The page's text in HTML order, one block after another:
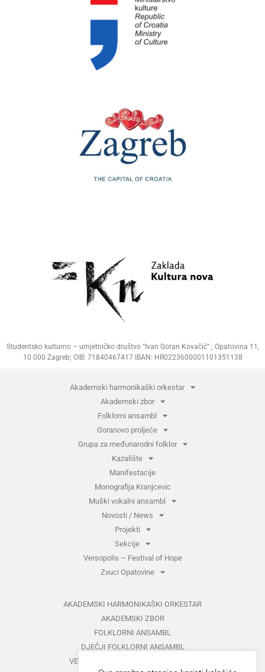
Studentsko kulturno – umjetničko društvo “Ivan Goran Kovačić” ; Opatovina 11,
10 000 Zagreb; OIB: 71840467417 IBAN: HR0223600001101351138
Akademski harmonikaški orkestar
Akademski zbor
Folklorni ansambl
Goranovo proljeće
Grupa za međunarodni folklor
Kazalište
Manifestacije
Monografija Kranjcevic
Muški vokalni ansambl
Novosti / News
Projekti
Sekcije
Versopolis – Festival of Hope
Zvuci Opatovine
AKADEMSKI HARMONIKAŠKI ORKESTAR
AKADEMSKI ZBOR
FOLKLORNI ANSAMBL
DJEČJI FOLKLORNI ANSAMBL
VETERANI FOLKLORNOG ANSAMBLA